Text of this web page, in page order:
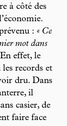
à côté des
: « Ce
mot dans
effet, le
records et
dru. Dans
il
casier, de
faire face